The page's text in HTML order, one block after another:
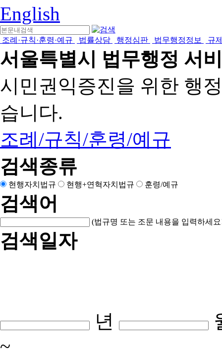
English
조례·규칙·훈령·예규 법률상담 행정심판 법무행정정보 규
서울특별시 법무행정 서
시민권익증진을 위한 행
습니다.
조례/규칙/훈령/예규
검색종류
현행자치법규 현행+연혁자치법규 훈령/예규
검색어
(법규명 또는 조문 내용을 입력하세
검색일자
년
~